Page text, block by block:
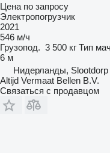
Цена по запросу
Электропогрузчик
2021
546 м/ч
Грузопод. 3 500 кг Тип
6 м
Нидерланды, Slootdorp
Altijd Vermaat Bellen B.V.
Связаться с продавцом